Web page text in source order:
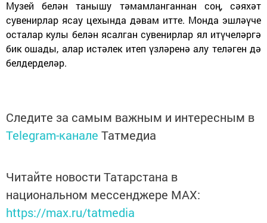
Музей белән танышу тәмамланганнан соң, сәяхәт
сувенирлар ясау цехында дәвам итте. Монда эшләүче
осталар кулы белән ясалган сувенирлар ял итүчеләргә
бик ошады, алар истәлек итеп үзләренә алу теләген дә
белдерделәр.
Следите за самым важным и интересным в
Telegram-канале Татмедиа
Читайте новости Татарстана в
национальном мессенджере MАХ:
https://max.ru/tatmedia